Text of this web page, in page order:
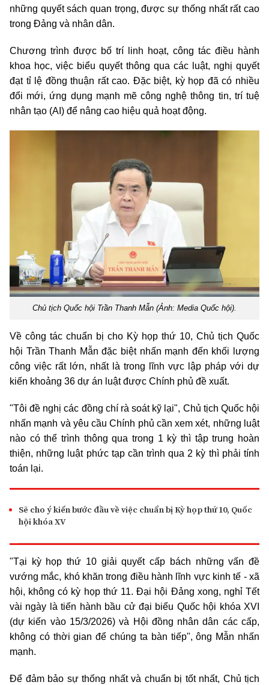
những quyết sách quan trọng, được sự thống nhất rất cao
trong Đảng và nhân dân.
Chương trình được bố trí linh hoạt, công tác điều hành
khoa học, việc biểu quyết thông qua các luật, nghị quyết
đạt tỉ lệ đồng thuận rất cao. Đặc biệt, kỳ họp đã có nhiều
đổi mới, ứng dụng mạnh mẽ công nghệ thông tin, trí tuệ
nhân tạo (AI) để nâng cao hiệu quả hoạt động.
Chủ tịch Quốc hội Trần Thanh Mẫn (Ảnh: Media Quốc hội).
Về công tác chuẩn bị cho Kỳ họp thứ 10, Chủ tịch Quốc
hội Trần Thanh Mẫn đặc biệt nhấn mạnh đến khối lượng
công việc rất lớn, nhất là trong lĩnh vực lập pháp với dự
kiến khoảng 36 dự án luật được Chính phủ đề xuất.
"Tôi đề nghị các đồng chí rà soát kỹ lại", Chủ tịch Quốc hội
nhấn mạnh và yêu cầu Chính phủ cần xem xét, những luật
nào có thể trình thông qua trong 1 kỳ thì tập trung hoàn
thiện, những luật phức tạp cần trình qua 2 kỳ thì phải tính
toán lại.
Sẽ cho ý kiến bước đầu về việc chuẩn bị Kỳ họp thứ 10, Quốc
hội khóa XV
"Tại kỳ họp thứ 10 giải quyết cấp bách những vấn đề
vướng mắc, khó khăn trong điều hành lĩnh vực kinh tế - xã
hội, không có kỳ họp thứ 11. Đại hội Đảng xong, nghỉ Tết
vài ngày là tiến hành bầu cử đại biểu Quốc hội khóa XVI
(dự kiến vào 15/3/2026) và Hội đồng nhân dân các cấp,
không có thời gian để chúng ta bàn tiếp", ông Mẫn nhấn
mạnh.
Để đảm bảo sự thống nhất và chuẩn bị tốt nhất, Chủ tịch